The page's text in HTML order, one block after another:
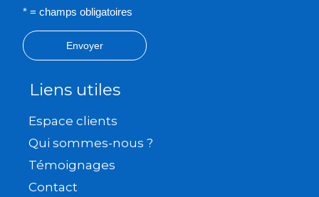
* = champs obligatoires
Envoyer
Liens utiles
Espace clients
Qui sommes-nous ?
Témoignages
Contact